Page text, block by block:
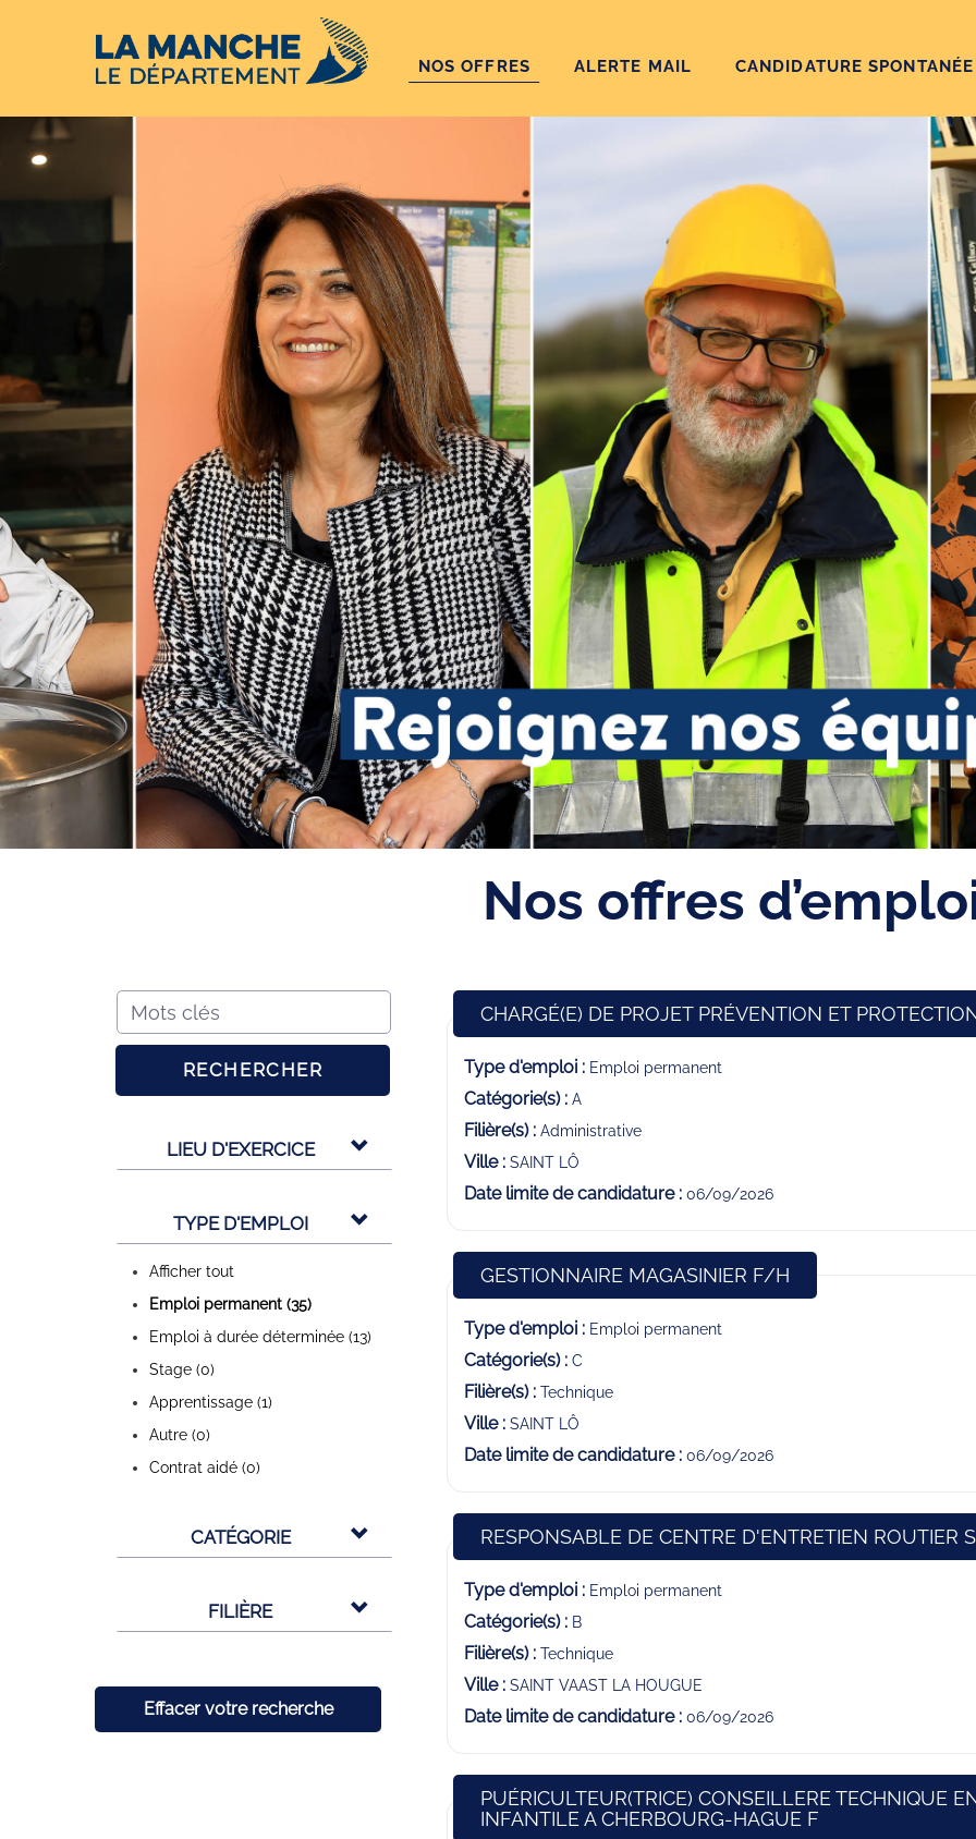
NOS OFFRES ALERTE MAIL CANDIDATURE SPONTANÉE
Nos offres
RECHERCHER
LIEU D'EXERCICE
TYPE D'EMPLOI
Afficher tout
Emploi permanent (35)
Emploi à durée déterminée (13)
Stage (0)
Apprentissage (1)
Autre (0)
Contrat aidé (0)
CATÉGORIE
FILIÈRE
Effacer votre recherche
CHARGÉ(E) DE PROJET PRÉVENTION ET
Type d'emploi : Emploi permanent
Catégorie(s) : A
Filière(s) : Administrative
Ville : SAINT LÔ
Date limite de candidature : 06/09/2026
GESTIONNAIRE MAGASINIER F/H(Nouvelle fenêtre)
Type d'emploi : Emploi permanent
Catégorie(s) : C
Filière(s) : Technique
Ville : SAINT LÔ
Date limite de candidature : 06/09/2026
RESPONSABLE DE CENTRE D'ENTRETIEN ROUTIER
Type d'emploi : Emploi permanent
Catégorie(s) : B
Filière(s) : Technique
Ville : SAINT VAAST LA HOUGUE
Date limite de candidature : 06/09/2026
PUÉRICULTEUR(TRICE) CONSEILLERE TECHNIQUE
INFANTILE A CHERBOURG-HAGUE F(Nouvelle fenêtre)